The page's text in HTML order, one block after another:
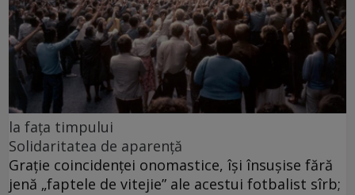
la fața timpului
Solidaritatea de aparență
Grație coincidenței onomastice, își însușise fără
jenă „faptele de vitejie” ale acestui fotbalist sîrb;